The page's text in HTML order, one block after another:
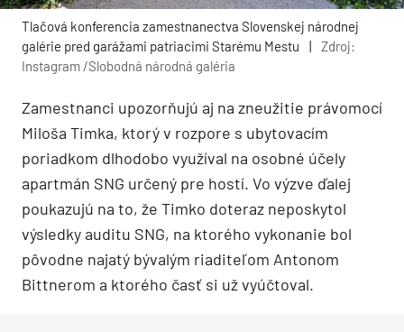
Tlačová konferencia zamestnanectva Slovenskej národnej
galérie pred garážami patriacimi Starému Mestu
|
Zdroj:
Instagram /Slobodná národná galéria
Zamestnanci upozorňujú aj na zneužitie právomocí
Miloša Timka, ktorý v rozpore s ubytovacím
poriadkom dlhodobo využíval na osobné účely
apartmán SNG určený pre hostí. Vo výzve ďalej
poukazujú na to, že Timko doteraz neposkytol
výsledky auditu SNG, na ktorého vykonanie bol
pôvodne najatý bývalým riaditeľom Antonom
Bittnerom a ktorého časť si už vyúčtoval.